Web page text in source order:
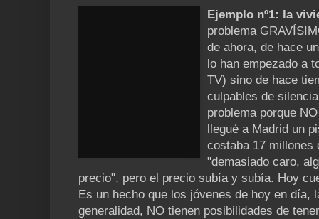
Ejemplo nº1: la
problema
de ahora, de hace
lo han empezado a
TV) sino de hace
culpables de
problema porque
llegué a Madrid un
costaba 17 millones
"demasiado caro,
precio", pero el precio subía y subía. Hoy
Es un hecho que los jóvenes de hoy en día,
generalidad, NO tienen posibilidades de